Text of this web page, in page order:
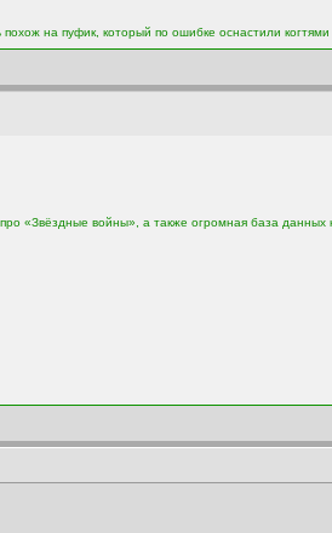
на пуфик, который по ошибке оснастили когтями
«Звёздные войны», а также огромная база данных